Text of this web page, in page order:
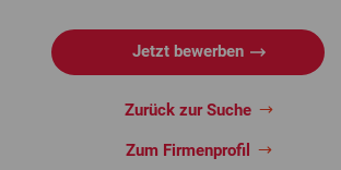
Jetzt bewerben
Zurück zur Suche
Zum Firmenprofil